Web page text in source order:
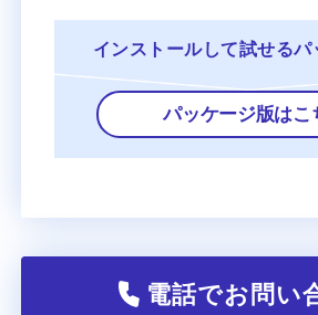
インストールして試せるパ
パッケージ版はこ
電話でお問い